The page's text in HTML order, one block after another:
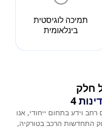
תמיכה לוגיסטית
בינלאומית
וידע בתחום ייחודי, אנו
התחדשות הרכב בטורקיה,